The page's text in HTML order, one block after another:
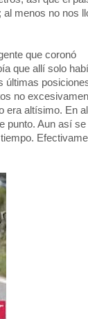
al menos no nos
que coronó
que allí solo
últimas
no
era altísimo. En
punto. Aun así se